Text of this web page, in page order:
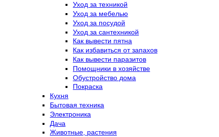
Уход за техникой
Уход за мебелью
Уход за посудой
Уход за сантехникой
Как вывести пятна
Как избавиться от запахов
Как вывести паразитов
Помощники в хозяйстве
Обустройство дома
Покраска
Кухня
Бытовая техника
Электроника
Дача
Животные, растения